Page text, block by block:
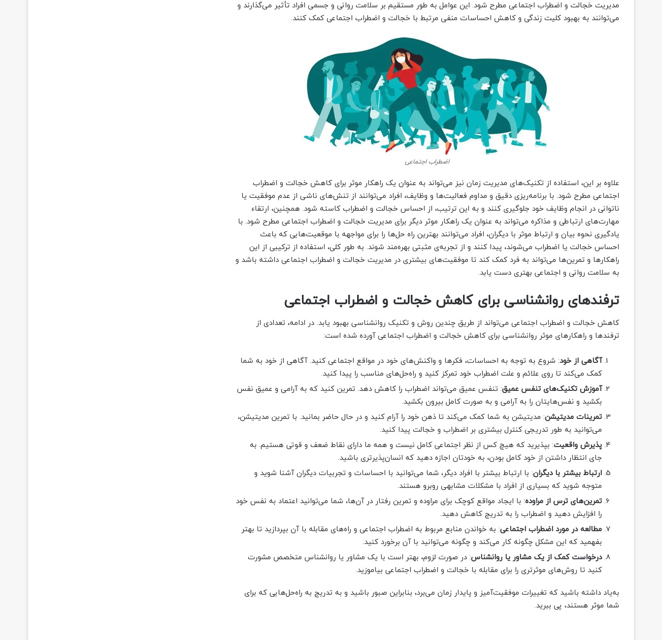
مدیریت خجالت و اضطراب اجتماعی مطرح شود. این عوامل به طور مستقیم بر سلامت روانی و جسمی افراد تأثیر می‌گذارند و
می‌توانند به بهبود کلیت زندگی و کاهش احساسات منفی مرتبط با خجالت و اضطراب اجتماعی کمک کنند.
اضطراب اجتماعی
علاوه بر این، استفاده از تکنیک‌های مدیریت زمان نیز می‌تواند به عنوان یک راهکار موثر برای کاهش خجالت و اضطراب
اجتماعی مطرح شود. با برنامه‌ریزی دقیق و مداوم فعالیت‌ها و وظایف، افراد می‌توانند از تنش‌های ناشی از عدم موفقیت یا
ناتوانی در انجام وظایف خود جلوگیری کنند و به این ترتیب، از احساس خجالت و اضطراب کاسته شود. همچنین، ارتقاء
مهارت‌های ارتباطی و مذاکره می‌تواند به عنوان یک راهکار موثر دیگر برای مدیریت خجالت و اضطراب اجتماعی مطرح شود. با
یادگیری نحوه بیان و ارتباط موثر با دیگران، افراد می‌توانند بهترین راه حل‌ها را برای مواجهه با موقعیت‌هایی که باعث
احساس خجالت یا اضطراب می‌شوند، پیدا کنند و از تجربه‌ی مثبتی بهره‌مند شوند. به طور کلی، استفاده از ترکیبی از این
راهکارها و تمرین‌ها می‌تواند به فرد کمک کند تا موفقیت‌های بیشتری در مدیریت خجالت و اضطراب اجتماعی داشته باشد و
به سلامت روانی و اجتماعی بهتری دست یابد.
ترفندهای روانشناسی برای کاهش خجالت و اضطراب اجتماعی
کاهش خجالت و اضطراب اجتماعی می‌تواند از طریق چندین روش و تکنیک روانشناسی بهبود یابد. در ادامه، تعدادی از
ترفندها و راهکارهای موثر روانشناسی برای کاهش خجالت و اضطراب اجتماعی آورده شده است:
آگاهی از خود: شروع به توجه به احساسات، فکرها و واکنش‌های خود در مواقع اجتماعی کنید. آگاهی از خود به شما
کمک می‌کند تا روی علائم و علت اضطراب خود تمرکز کنید و راه‌حل‌های مناسب را پیدا کنید.
آموزش تکنیک‌های تنفس عمیق: تنفس عمیق می‌تواند اضطراب را کاهش دهد. تمرین کنید که به آرامی و عمیق نفس
بکشید و نفس‌هایتان را به آرامی و به صورت کامل بیرون بکشید.
تمرینات مدیتیشن: مدیتیشن به شما کمک می‌کند تا ذهن خود را آرام کنید و در حال حاضر بمانید. با تمرین مدیتیشن،
می‌توانید به طور تدریجی کنترل بیشتری بر اضطراب و خجالت پیدا کنید.
پذیرش واقعیت: بپذیرید که هیچ کس از نظر اجتماعی کامل نیست و همه ما دارای نقاط ضعف و قوتی هستیم. به
جای انتظار داشتن از خود کامل بودن، به خودتان اجازه دهید که انسان‌پذیرتری باشید.
ارتباط بیشتر با دیگران: با ارتباط بیشتر با افراد دیگر، شما می‌توانید با احساسات و تجربیات دیگران آشنا شوید و
متوجه شوید که بسیاری از افراد با مشکلات مشابهی روبرو هستند.
تمرین‌های ترس از مراوده: با ایجاد مواقع کوچک برای مراوده و تمرین رفتار در آن‌ها، شما می‌توانید اعتماد به نفس خود
را افزایش دهید و اضطراب را به تدریج کاهش دهید.
مطالعه در مورد اضطراب اجتماعی: به خواندن منابع مربوط به اضطراب اجتماعی و راه‌های مقابله با آن بپردازید تا بهتر
بفهمید که این مشکل چگونه کار می‌کند و چگونه می‌توانید با آن برخورد کنید.
درخواست کمک از یک مشاور یا روانشناس: در صورت لزوم، بهتر است با یک مشاور یا روانشناس متخصص مشورت
کنید تا روش‌های موثرتری را برای مقابله با خجالت و اضطراب اجتماعی بیاموزید.
به‌یاد داشته باشید که تغییرات موفقیت‌آمیز و پایدار زمان می‌برد، بنابراین صبور باشید و به تدریج به راه‌حل‌هایی که برای
شما موثر هستند، پی ببرید.